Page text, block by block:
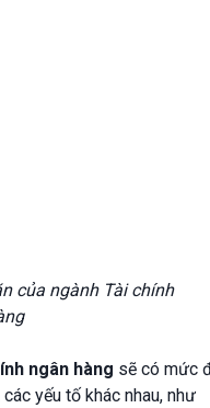
của ngành Tài chính
ngân hàng sẽ có mức
yếu tố khác nhau, như